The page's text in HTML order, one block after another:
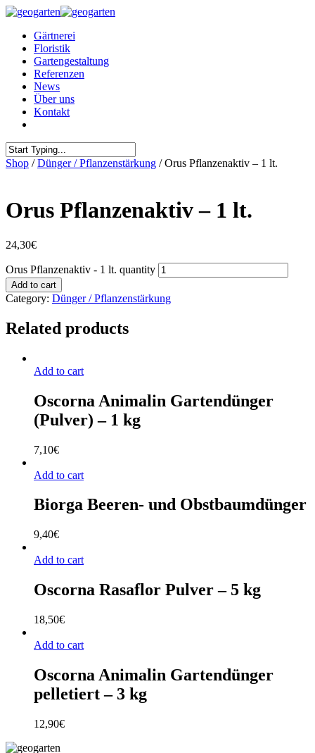
Gärtnerei
Floristik
Gartengestaltung
Referenzen
News
Über uns
Kontakt
Shop /Dünger / Pflanzenstärkung / Orus Pflanzenaktiv – 1 lt.
Orus Pflanzenaktiv – 1 lt.
24,30€
Orus Pflanzenaktiv - 1 lt. quantity
Add to cart
Category: Dünger / Pflanzenstärkung
Related products
Add to cart
Oscorna Animalin Gartendünger
(Pulver) – 1 kg
7,10€
Add to cart
Biorga Beeren- und Obstbaumdünger
9,40€
Add to cart
Oscorna Rasaflor Pulver – 5 kg
18,50€
Add to cart
Oscorna Animalin Gartendünger
pelletiert – 3 kg
12,90€